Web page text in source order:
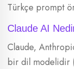
Türkçe prompt
Claude AI
Claude,
bir dil modelidir